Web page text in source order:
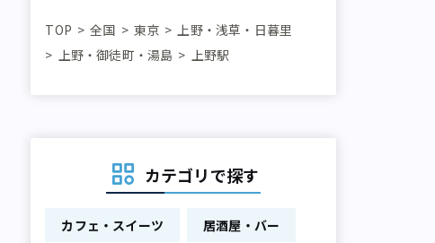
TOP 全国 東京
上野・浅草・日暮里
上野・御徒町・湯島
上野駅
カテゴリで探す
カフェ・スイーツ 居酒屋・バー